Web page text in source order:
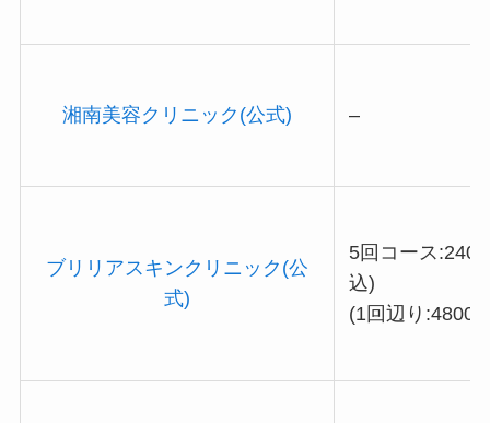
湘南美容クリニック(公式) –
ブリリアスキンクリニック(公
式)
5回コース
込)
(1回辺り